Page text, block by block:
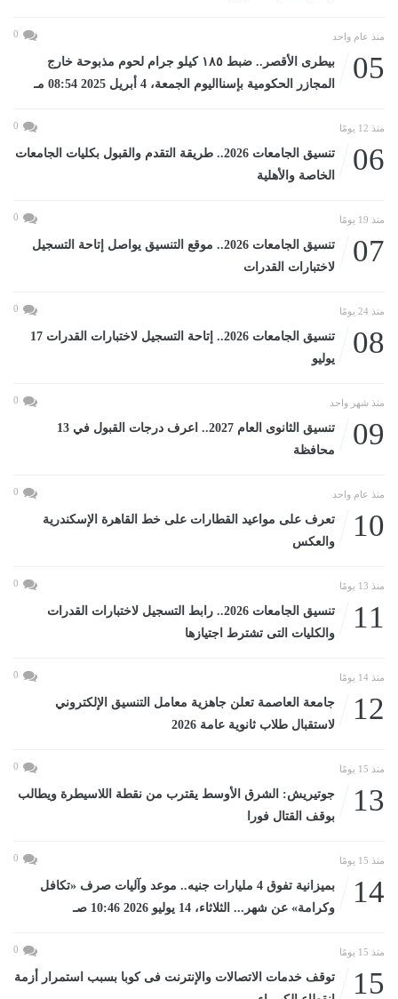
منذ عام واحد 0
05
بيطرى الأقصر.. ضبط ١٨٥ كيلو جرام لحوم مذبوحة خارج
المجازر الحكومية بإسنااليوم الجمعة، 4 أبريل 2025 08:54 مـ
منذ 12 يومًا 0
06
تنسيق الجامعات 2026.. طريقة التقدم والقبول بكليات الجامعات
الخاصة والأهلية
منذ 19 يومًا 0
07
تنسيق الجامعات 2026.. موقع التنسيق يواصل إتاحة التسجيل
لاختبارات القدرات
منذ 24 يومًا 0
08
تنسيق الجامعات 2026.. إتاحة التسجيل لاختبارات القدرات 17
يوليو
منذ شهر واحد 0
09
تنسيق الثانوى العام 2027.. اعرف درجات القبول في 13
محافظة
منذ عام واحد 0
10
تعرف على مواعيد القطارات على خط القاهرة الإسكندرية
والعكس
منذ 13 يومًا 0
11
تنسيق الجامعات 2026.. رابط التسجيل لاختبارات القدرات
والكليات التى تشترط اجتيازها
منذ 14 يومًا 0
12
جامعة العاصمة تعلن جاهزية معامل التنسيق الإلكتروني
لاستقبال طلاب ثانوية عامة 2026
منذ 15 يومًا 0
13
جوتيريش: الشرق الأوسط يقترب من نقطة اللاسيطرة ويطالب
بوقف القتال فورا
منذ 15 يومًا 0
14
بميزانية تفوق 4 مليارات جنيه.. موعد وآليات صرف «تكافل
وكرامة» عن شهر... الثلاثاء، 14 يوليو 2026 10:46 صـ
منذ 15 يومًا 0
15
توقف خدمات الاتصالات والإنترنت فى كوبا بسبب استمرار أزمة